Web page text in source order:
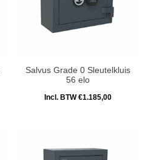
Salvus Grade 0 Sleutelkluis
56 elo
Incl. BTW €1.185,00